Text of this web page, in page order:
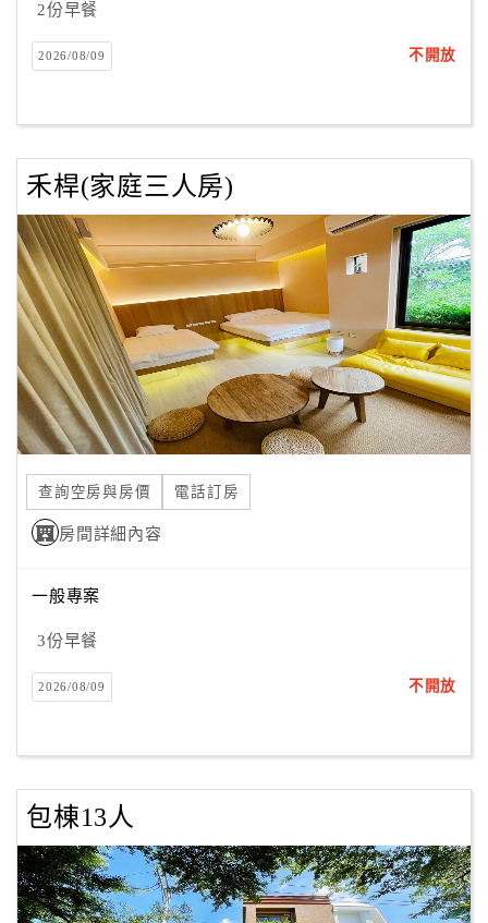
訂
房
Q&A
旅
卡
訂
房
請
款
收
據
合
作
提
案
店
作
商
合
作
2份早餐
2026/08/09 不開放
禾桿(家庭三人房)
查詢空房與房價 電話訂房
房間詳細內容
一般專案
3份早餐
2026/08/09 不開放
包棟13人